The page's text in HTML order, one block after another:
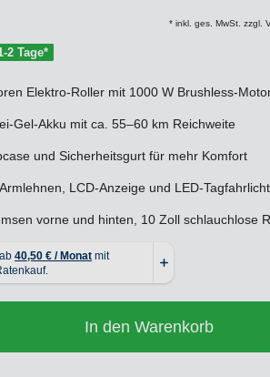
* inkl. ges. MwSt. zzgl.
2 Tage*
Elektro-Roller mit 1000 W Brushless-
Gel-Akku mit ca. 55–60 km Reichweite
und Sicherheitsgurt für mehr Komfort
LCD-Anzeige und LED-Tagfahrlicht
vorne und hinten, 10 Zoll schlauchlose
In den Warenkorb